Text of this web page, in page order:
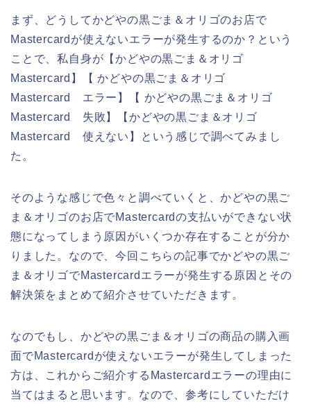
まず、どうしてかどやの黒ごま＆オリゴのお店で
Mastercardが使えないエラーが発生するのか？という
ことで、私自身が【かどやの黒ごま＆オリゴ
Mastercard】【 かどやの黒ごま＆オリゴ
Mastercard エラー】【 かどやの黒ごま＆オリゴ
Mastercard 失敗】【かどやの黒ごま＆オリゴ
Mastercard 使えない】という感じで調べてみまし
た。
そのような感じで色々と調べていくと、かどやの黒ご
ま＆オリゴのお店でMastercardの支払いができない状
態になってしまう原因がいくつか存在することが分か
りました。なので、今回こちらの記事でかどやの黒ご
ま＆オリゴでMastercardエラーが発生する原因とその
解決策をまとめて紹介させていただきます。
なのでもし、かどやの黒ごま＆オリゴの商品の購入画
面でMastercardが使えないエラーが発生してしまった
方は、これからご紹介するMastercardエラーの理由に
当てはまると思います。なので、参考にしていただけ